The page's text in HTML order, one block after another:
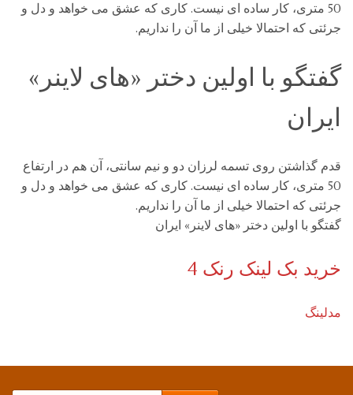
50 متری، کار ساده ای نیست. کاری که عشق می خواهد و دل و
جرئتی که احتمالا خیلی از ما آن را نداریم.
گفتگو با اولین دختر «های لاینر»
ایران
قدم گذاشتن روی تسمه لرزان دو و نیم سانتی، آن هم در ارتفاع
50 متری، کار ساده ای نیست. کاری که عشق می خواهد و دل و
جرئتی که احتمالا خیلی از ما آن را نداریم.
گفتگو با اولین دختر «های لاینر» ایران
خرید بک لینک رنک 4
مدلینگ